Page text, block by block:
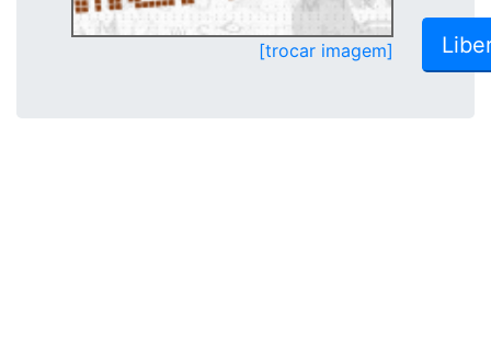
[trocar imagem]